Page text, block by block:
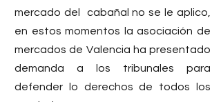
mercado del  cabañal no se le aplico,
en estos momentos la asociación de
mercados de Valencia ha presentado
demanda a los tribunales para
defender lo derechos de todos los